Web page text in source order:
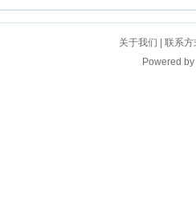
关于我们
联系方
Powered by